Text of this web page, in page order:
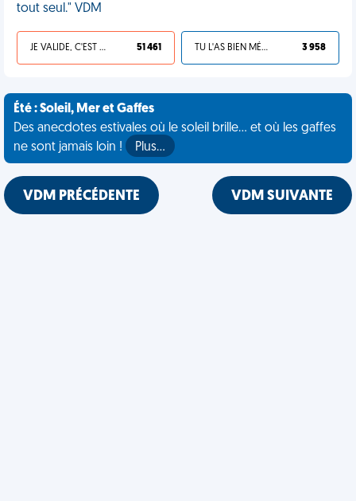
tout seul." VDM
JE VALIDE, C'EST UNE VDM 51 461 TU L'AS BIEN MÉRITÉ 3 958
Été : Soleil, Mer et Gaffes
Des anecdotes estivales où le soleil brille... et où les gaffes
ne sont jamais loin !
Plus…
VDM PRÉCÉDENTE VDM SUIVANTE